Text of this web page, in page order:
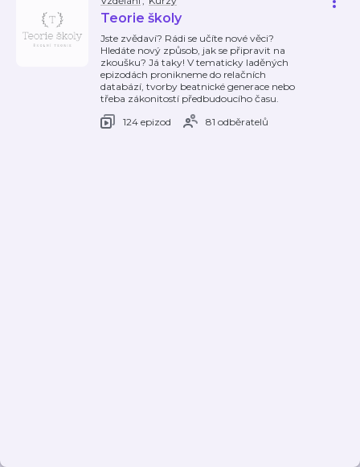
Teorie školy
Jste zvědaví? Rádi se učíte nové věci?
Hledáte nový způsob, jak se připravit na
zkoušku? Já taky! V tematicky laděných
epizodách pronikneme do relačních
databází, tvorby beatnické generace nebo
třeba zákonitostí předbudoucího času.
124 epizod
81 odběratelů